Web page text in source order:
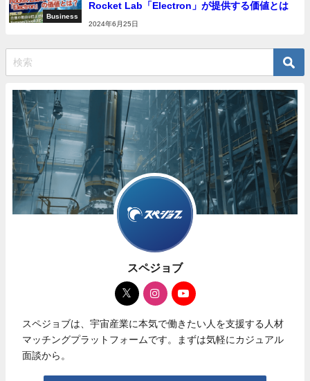
Business
Rocket Lab「Electron」が提供する価値とは
2024年6月25日
スペジョブ
スペジョブは、宇宙産業に本気で働きたい人を支援する人材
マッチングプラットフォームです。まずは気軽にカジュアル
面談から。